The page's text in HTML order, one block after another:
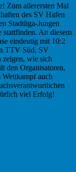
Zum allerersten Mal
des SV Hafen
Stadtliga-Jungen
stattfinden. An diesem
eindeutig mit 10:2
TTV Süd, SV
zeigen, wie sich
den Organisatoren,
auch
viel Erfolg!